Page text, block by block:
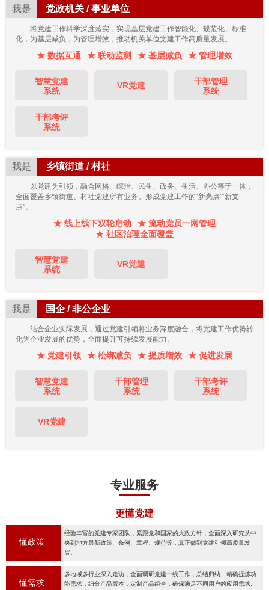
我是 党政机关 / 事业单位
将党建工作科学深度落实，实现基层党建工作智能化、规范化、标准
化，为基层减负，为管理增效，推动机关单位党建工作高质量发展。
★ 数据互通 ★ 联动监测 ★ 基层减负 ★ 管理增效
智慧党建
系统
VR党建
干部管理
系统
干部考评
系统
我是 乡镇街道 / 村社
以党建为引领，融合网格、综治、民生、政务、生活、办公等于一体，
全面覆盖乡镇街道、村社党建所有业务。形成党建工作的“新亮点”“新支
点”。
★ 线上线下双轮启动
★ 流动党员一网管理
★ 社区治理全面覆盖
智慧党建
系统
VR党建
我是 国企 / 非公企业
结合企业实际发展，通过党建引领将业务深度融合，将党建工作优势转
化为企业发展的优势，全面提升可持续发展能力。
★ 党建引领 ★ 松绑减负 ★ 提质增效 ★ 促进发展
智慧党建
系统
干部管理
系统
干部考评
系统
VR党建
专业服务
更懂党建
懂政策
经验丰富的党建专家团队，紧跟党和国家的大政方针，全面深入研究从中
央到地方最新政策、条例、章程、规范等，真正做到党建引领高质量发
展。
懂需求
多地域多行业深入走访，全面调研党建一线工作，总结归纳、精确提炼功
能需求，细分产品版本，定制产品组合，确保满足不同用户的应用需求。